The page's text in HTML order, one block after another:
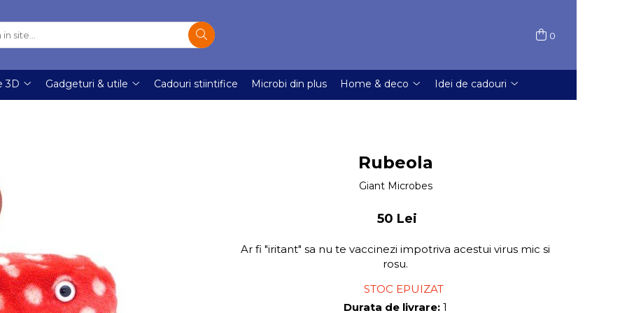
0
3D Gadgeturi & utile Cadouri stiintifice Microbi din plus Home & deco Idei de cadouri
Rubeola
Giant Microbes
50 Lei
Ar fi "iritant" sa nu te vaccinezi impotriva acestui virus mic si
rosu.
STOC EPUIZAT
Durata de livrare: 1